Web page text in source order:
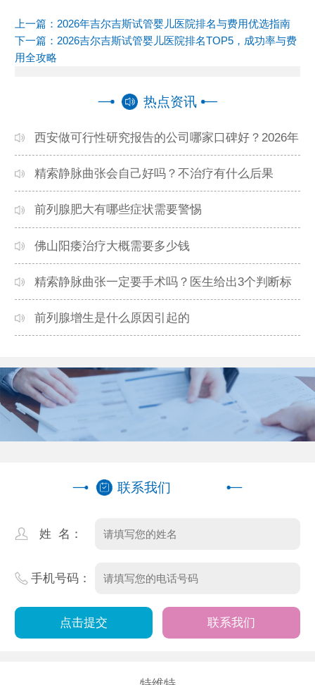
上一篇： 2026年吉尔吉斯试管婴儿医院排名与费用优选指南
下一篇： 2026吉尔吉斯试管婴儿医院排名TOP5，成功率与费
用全攻略
热点资讯
西安做可行性研究报告的公司哪家口碑好？2026年
本地资深编制团队推荐
精索静脉曲张会自己好吗？不治疗有什么后果
前列腺肥大有哪些症状需要警惕
佛山阳痿治疗大概需要多少钱
精索静脉曲张一定要手术吗？医生给出3个判断标
准
前列腺增生是什么原因引起的
联系我们
姓 名：
手机号码：
联系我们